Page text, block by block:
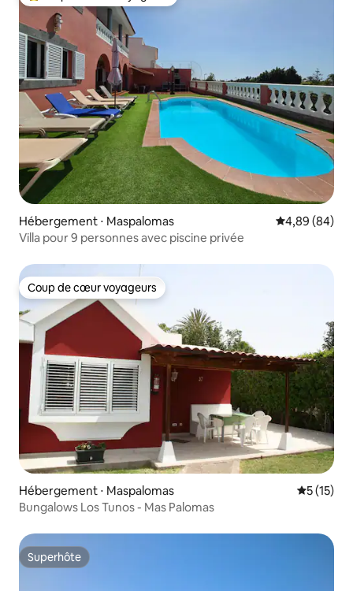
Hébergement ⋅ Maspalomas Évaluation
4,89 (84)
Villa pour 9 personnes avec piscine privée
Coup de cœur voyageurs
Coup de cœur voyageurs
Hébergement ⋅ Maspalomas
5 (15)
Bungalows Los Tunos - Mas Palomas
Superhôte
Superhôte